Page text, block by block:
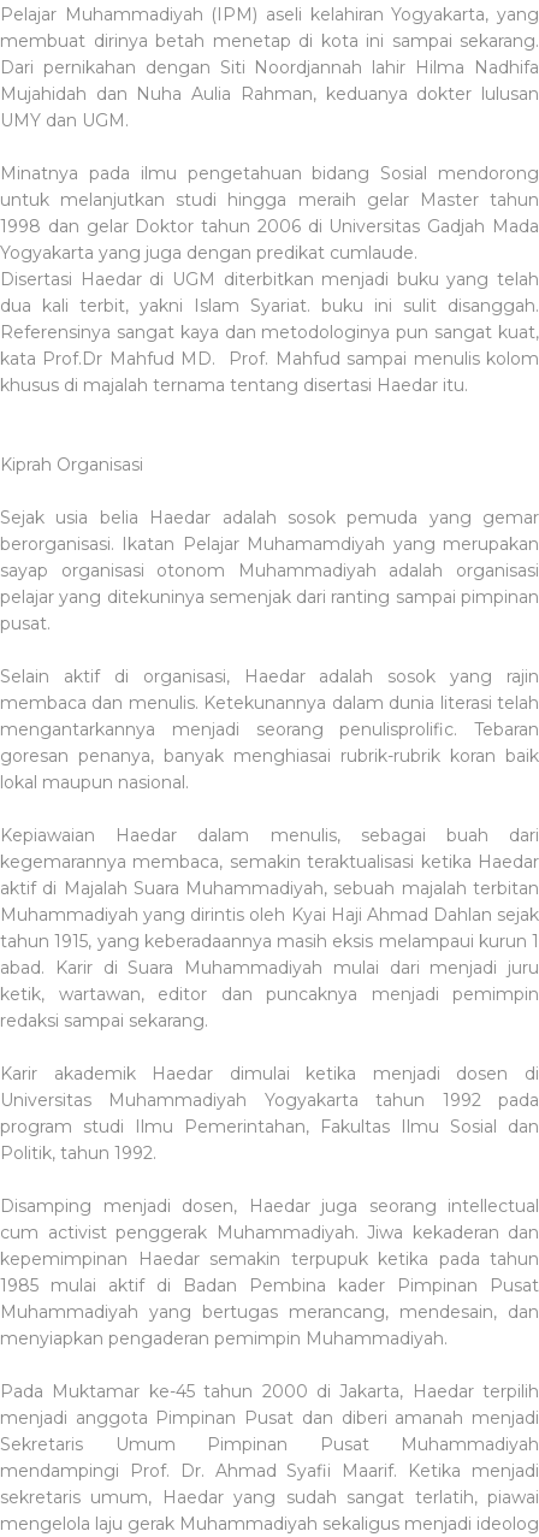
Pelajar Muhammadiyah (IPM) aseli kelahiran Yogyakarta, yang
membuat dirinya betah menetap di kota ini sampai sekarang.
Dari pernikahan dengan Siti Noordjannah lahir Hilma Nadhifa
Mujahidah dan Nuha Aulia Rahman, keduanya dokter lulusan
UMY dan UGM.
Minatnya pada ilmu pengetahuan bidang Sosial mendorong
untuk melanjutkan studi hingga meraih gelar Master tahun
1998 dan gelar Doktor tahun 2006 di Universitas Gadjah Mada
Yogyakarta yang juga dengan predikat cumlaude.
Disertasi Haedar di UGM diterbitkan menjadi buku yang telah
dua kali terbit, yakni Islam Syariat. buku ini sulit disanggah.
Referensinya sangat kaya dan metodologinya pun sangat kuat,
kata Prof.Dr Mahfud MD. Prof. Mahfud sampai menulis kolom
khusus di majalah ternama tentang disertasi Haedar itu.
Kiprah Organisasi
Sejak usia belia Haedar adalah sosok pemuda yang gemar
berorganisasi. Ikatan Pelajar Muhamamdiyah yang merupakan
sayap organisasi otonom Muhammadiyah adalah organisasi
pelajar yang ditekuninya semenjak dari ranting sampai pimpinan
pusat.
Selain aktif di organisasi, Haedar adalah sosok yang rajin
membaca dan menulis. Ketekunannya dalam dunia literasi telah
mengantarkannya menjadi seorang penulisprolific. Tebaran
goresan penanya, banyak menghiasai rubrik-rubrik koran baik
lokal maupun nasional.
Kepiawaian Haedar dalam menulis, sebagai buah dari
kegemarannya membaca, semakin teraktualisasi ketika Haedar
aktif di Majalah Suara Muhammadiyah, sebuah majalah terbitan
Muhammadiyah yang dirintis oleh Kyai Haji Ahmad Dahlan sejak
tahun 1915, yang keberadaannya masih eksis melampaui kurun 1
abad. Karir di Suara Muhammadiyah mulai dari menjadi juru
ketik, wartawan, editor dan puncaknya menjadi pemimpin
redaksi sampai sekarang.
Karir akademik Haedar dimulai ketika menjadi dosen di
Universitas Muhammadiyah Yogyakarta tahun 1992 pada
program studi Ilmu Pemerintahan, Fakultas Ilmu Sosial dan
Politik, tahun 1992.
Disamping menjadi dosen, Haedar juga seorang intellectual
cum activist penggerak Muhammadiyah. Jiwa kekaderan dan
kepemimpinan Haedar semakin terpupuk ketika pada tahun
1985 mulai aktif di Badan Pembina kader Pimpinan Pusat
Muhammadiyah yang bertugas merancang, mendesain, dan
menyiapkan pengaderan pemimpin Muhammadiyah.
Pada Muktamar ke-45 tahun 2000 di Jakarta, Haedar terpilih
menjadi anggota Pimpinan Pusat dan diberi amanah menjadi
Sekretaris Umum Pimpinan Pusat Muhammadiyah
mendampingi Prof. Dr. Ahmad Syafii Maarif. Ketika menjadi
sekretaris umum, Haedar yang sudah sangat terlatih, piawai
mengelola laju gerak Muhammadiyah sekaligus menjadi ideolog